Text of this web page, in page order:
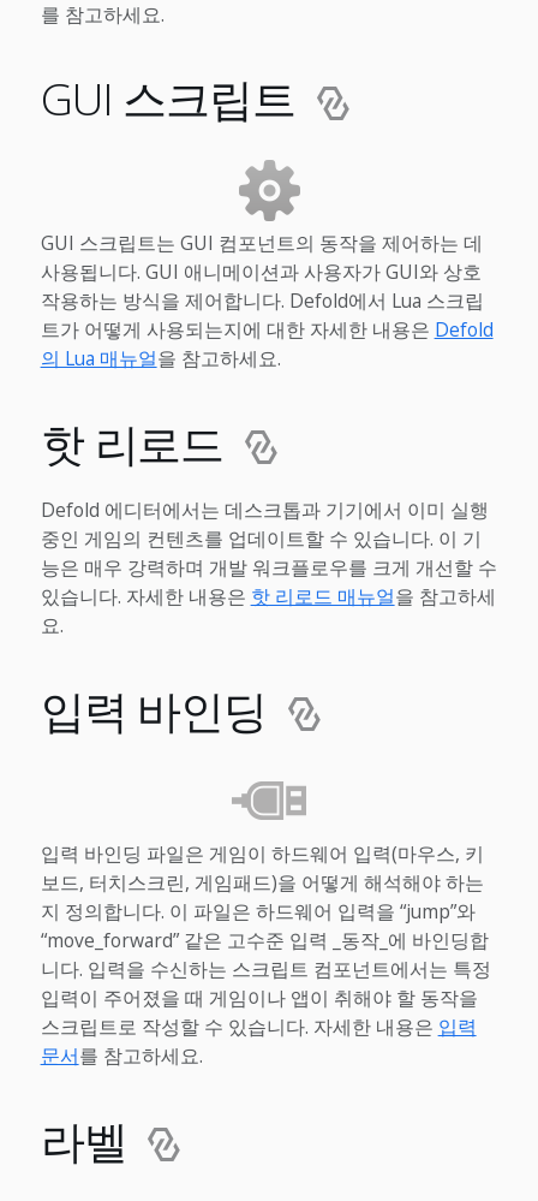
를 참고하세요.
GUI 스크립트
GUI 스크립트는 GUI 컴포넌트의 동작을 제어하는 데
사용됩니다. GUI 애니메이션과 사용자가 GUI와 상호
작용하는 방식을 제어합니다. Defold에서 Lua 스크립
트가 어떻게 사용되는지에 대한 자세한 내용은 Defold
의 Lua 매뉴얼을 참고하세요.
핫 리로드
Defold 에디터에서는 데스크톱과 기기에서 이미 실행
중인 게임의 컨텐츠를 업데이트할 수 있습니다. 이 기
능은 매우 강력하며 개발 워크플로우를 크게 개선할 수
있습니다. 자세한 내용은 핫 리로드 매뉴얼을 참고하세
요.
입력 바인딩
입력 바인딩 파일은 게임이 하드웨어 입력(마우스, 키
보드, 터치스크린, 게임패드)을 어떻게 해석해야 하는
지 정의합니다. 이 파일은 하드웨어 입력을 “jump”와
“move_forward” 같은 고수준 입력 _동작_에 바인딩합
니다. 입력을 수신하는 스크립트 컴포넌트에서는 특정
입력이 주어졌을 때 게임이나 앱이 취해야 할 동작을
스크립트로 작성할 수 있습니다. 자세한 내용은 입력
문서를 참고하세요.
라벨